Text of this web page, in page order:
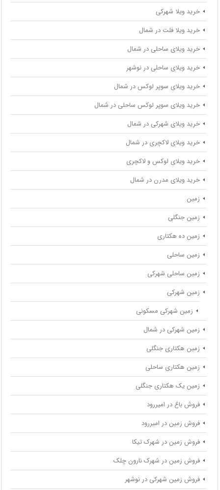
خرید ویلا شهرکی
خرید ویلا فلت در شمال
خرید ویلای ساحلی در شمال
خرید ویلای ساحلی در نوشهر
خرید ویلای سوپر لوکس در شمال
خرید ویلای سوپر لوکس ساحلی در شمال
خرید ویلای شهرکی در شمال
خرید ویلای لاکچری در شمال
خرید ویلای لوکس و لاکچری
خرید ویلای مدرن در شمال
زمین
زمین جنگلی
زمین ده هکتاری
زمین ساحلی
زمین ساحلی شهرکی
زمین شهرکی
زمین شهرکی مسکونی
زمین شهرکی در شمال
زمین هکتاری جنگلی
زمین هکتاری ساحلی
زمین یک هکتاری جنگلی
فروش باغ در امیررود
فروش زمین در امیررود
فروش زمین در شهرک تیکا
فروش زمین در شهرک نارون چلک
فروش زمین شهرکی در نوشهر